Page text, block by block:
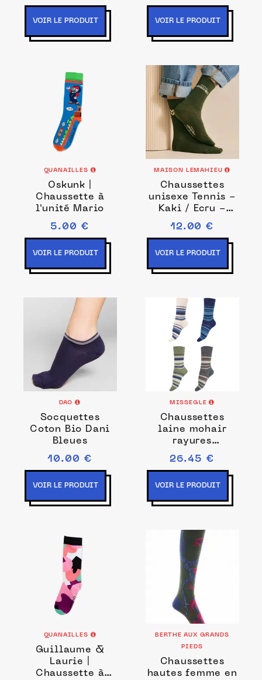
VOIR LE PRODUIT VOIR LE PRODUIT
QUANAILLES
Oskunk |
Chaussette à
l'unité Mario
5.00 €
VOIR LE PRODUIT
MAISON LEMAHIEU
Chaussettes
unisexe Tennis -
Kaki / Ecru -
Blanc - Unisexe
12.00 €
VOIR LE PRODUIT
DAO
Socquettes
Coton Bio Dani
Bleues
10.00 €
VOIR LE PRODUIT
MISSEGLE
Chaussettes
laine mohair
rayures
multicolores
26.45 €
VOIR LE PRODUIT
QUANAILLES
Guillaume &
Laurie |
Chaussette à
BERTHE AUX GRANDS
PIEDS
Chaussettes
hautes femme en